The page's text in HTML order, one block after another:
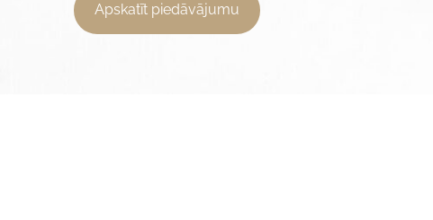
​Apskatīt piedāvājumu​